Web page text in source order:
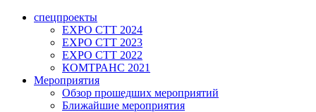
спецпроекты
EXPO CTT 2024
EXPO CTT 2023
EXPO CTT 2022
КОМТРАНС 2021
Мероприятия
Обзор прошедших мероприятий
Ближайшие мероприятия